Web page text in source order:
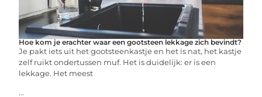
Hoe kom je erachter waar een gootsteen lekkage zich bevindt?
Je pakt iets uit het gootsteenkastje en het is nat, het kastje
zelf ruikt ondertussen muf. Het is duidelijk: er is een
lekkage. Het meest
...